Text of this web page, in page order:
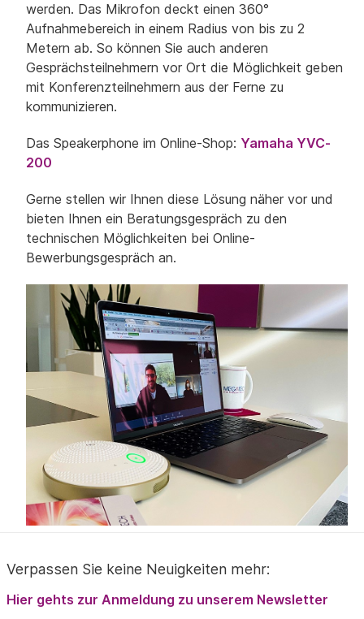
werden. Das Mikrofon deckt einen 360°
Aufnahmebereich in einem Radius von bis zu 2
Metern ab. So können Sie auch anderen
Gesprächsteilnehmern vor Ort die Möglichkeit geben
mit Konferenzteilnehmern aus der Ferne zu
kommunizieren.
Das Speakerphone im Online-Shop: Yamaha YVC-
200
Gerne stellen wir Ihnen diese Lösung näher vor und
bieten Ihnen ein Beratungsgespräch zu den
technischen Möglichkeiten bei Online-
Bewerbungsgespräch an.
Verpassen Sie keine Neuigkeiten mehr:
Hier gehts zur Anmeldung zu unserem Newsletter